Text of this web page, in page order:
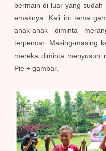
bermain di luar yang
emaknya. Kali ini tema
anak-anak diminta
terpencar. Masing-masing
mereka diminta menyusun
Pie + gambar.